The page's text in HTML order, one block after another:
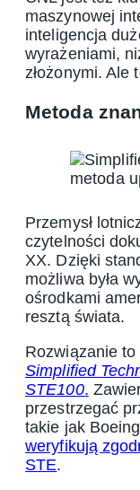
maszynowej
inteligencja
wyrażeniami,
złożonymi. Ale
Metoda
Przemysł
czytelności
XX. Dzięki
możliwa była
ośrodkami
resztą świata.
Rozwiązanie
Simplified
STE100.
przestrzegać
takie jak
weryfikują
STE.